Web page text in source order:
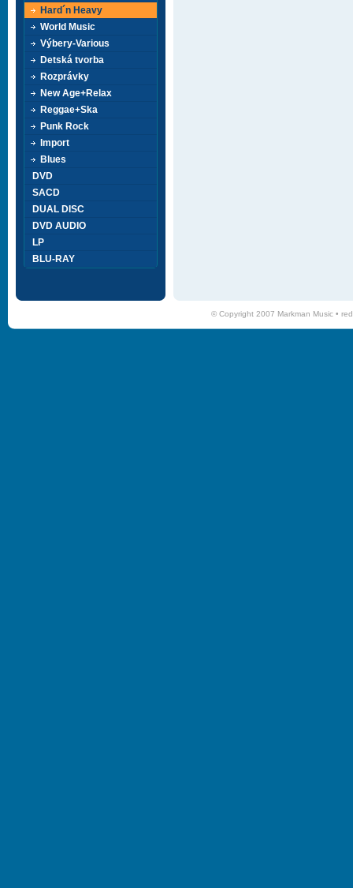
Hard´n Heavy
World Music
Výbery-Various
Detská tvorba
Rozprávky
New Age+Relax
Reggae+Ska
Punk Rock
Import
Blues
DVD
SACD
DUAL DISC
DVD AUDIO
LP
BLU-RAY
© Copyright 2007 Markman Music •